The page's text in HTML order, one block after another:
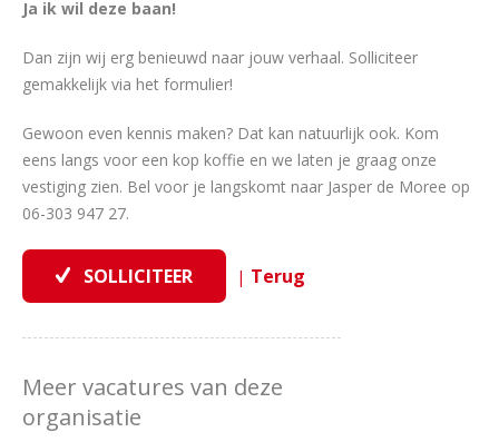
Ja ik wil deze baan!
Dan zijn wij erg benieuwd naar jouw verhaal. Solliciteer
gemakkelijk via het formulier!
Gewoon even kennis maken? Dat kan natuurlijk ook. Kom
eens langs voor een kop koffie en we laten je graag onze
vestiging zien. Bel voor je langskomt naar Jasper de Moree op
06-303 947 27.
|
Meer vacatures van deze
organisatie